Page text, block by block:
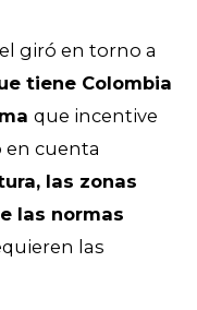
giró en torno a
tiene Colombia
que incentive
en cuenta
las zonas
las normas
las